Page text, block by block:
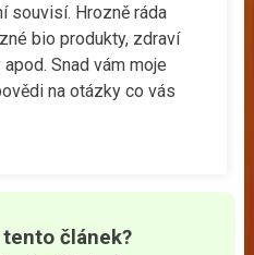
souvisí. Hrozně ráda
bio produkty, zdraví
Snad vám moje
na otázky co vás
článek?